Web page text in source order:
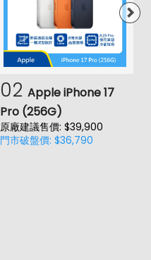
02 Apple iPhone 17
Pro (256G)
原廠建議售價: $39,900
門市破盤價: $36,790